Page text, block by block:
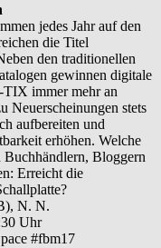
jedes Jahr auf den
die Titel
den traditionellen
gewinnen digitale
immer mehr an
Neuerscheinungen stets
aufbereiten und
erhöhen. Welche
Buchhändlern, Bloggern
Erreicht die
N. N.
Uhr
#fbm17